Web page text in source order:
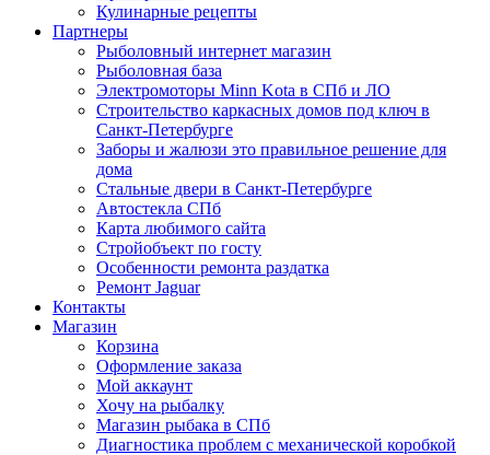
Кулинарные рецепты
Партнеры
Рыболовный интернет магазин
Рыболовная база
Электромоторы Minn Kota в СПб и ЛО
Строительство каркасных домов под ключ в
Санкт-Петербурге
Заборы и жалюзи это правильное решение для
дома
Стальные двери в Санкт-Петербурге
Автостекла СПб
Карта любимого сайта
Стройобъект по госту
Особенности ремонта раздатка
Ремонт Jaguar
Контакты
Магазин
Корзина
Оформление заказа
Мой аккаунт
Хочу на рыбалку
Магазин рыбака в СПб
Диагностика проблем с механической коробкой